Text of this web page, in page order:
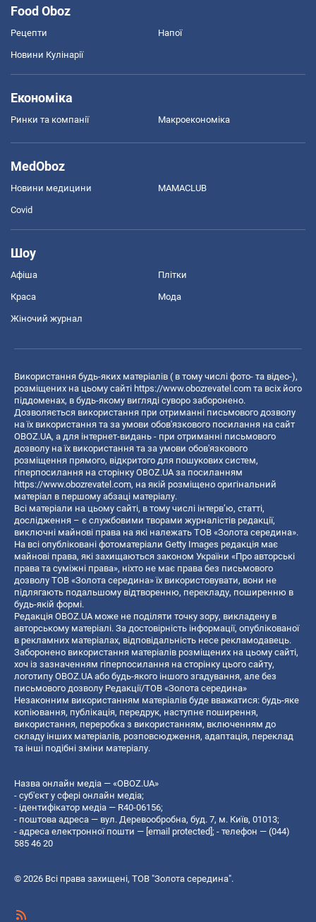
Food Oboz
Рецепти Напої
Новини Кулінарії
Економіка
Ринки та компанії Макроекономіка
MedOboz
Новини медицини MAMACLUB
Covid
Шоу
Афіша Плітки
Краса Мода
Жіночий журнал
Використання будь-яких матеріалів ( в тому числі фото- та відео-),
розміщених на цьому сайті https://www.obozrevatel.com та всіх його
піддоменах, в будь-якому вигляді суворо заборонено.
Дозволяється використання при отриманні письмового дозволу
на їх використання та за умови обов'язкового посилання на сайт
OBOZ.UA, а для інтернет-видань - при отриманні письмового
дозволу на їх використання та за умови обов'язкового
розміщення прямого, відкритого для пошукових систем,
гіперпосилання на сторінку OBOZ.UA за посиланням
https://www.obozrevatel.com, на якій розміщено оригінальний
матеріал в першому абзаці матеріалу.
Всі матеріали на цьому сайті, в тому числі інтерв’ю, статті,
дослідження – є службовими творами журналістів редакції,
виключні майнові права на які належать ТОВ «Золота середина».
На всі опубліковані фотоматеріали Getty Images редакція має
майнові права, які захищаються законом України «Про авторські
права та суміжні права», ніхто не має права без письмового
дозволу ТОВ «Золота середина» їх використовувати, вони не
підлягають подальшому відтворенню, перекладу, поширенню в
будь-якій формі.
Редакція OBOZ.UA може не поділяти точку зору, викладену в
авторському матеріалі. За достовірність інформації, опублікованої
в рекламних матеріалах, відповідальність несе рекламодавець.
Заборонено використання матеріалів розміщених на цьому сайті,
хоч із зазначенням гіперпосилання на сторінку цього сайту,
логотипу OBOZ.UA або будь-якого іншого згадування, але без
письмового дозволу Редакції/ТОВ «Золота середина»
Незаконним використанням матеріалів буде вважатися: будь-яке
копiювання, публiкацiя, передрук, наступне поширення,
використання, переробка з використанням, включенням до
складу інших матеріалів, розповсюдження, адаптація, переклад
та інші подібні зміни матеріалу.
Назва онлайн медіа — «OBOZ.UA»
- суб'єкт у сфері онлайн медіа;
- ідентифікатор медіа — R40-06156;
- поштова адреса — вул. Деревообробна, буд. 7, м. Київ, 01013;
- адреса електронної пошти — [email protected]; - телефон — (044)
585 46 20
© 2026 Всі права захищені, ТОВ "Золота середина".